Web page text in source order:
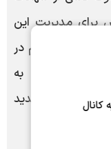
کانال
برای مدیریت این
این تصمیم در
اما با توجه به
شد این شوک تشدید